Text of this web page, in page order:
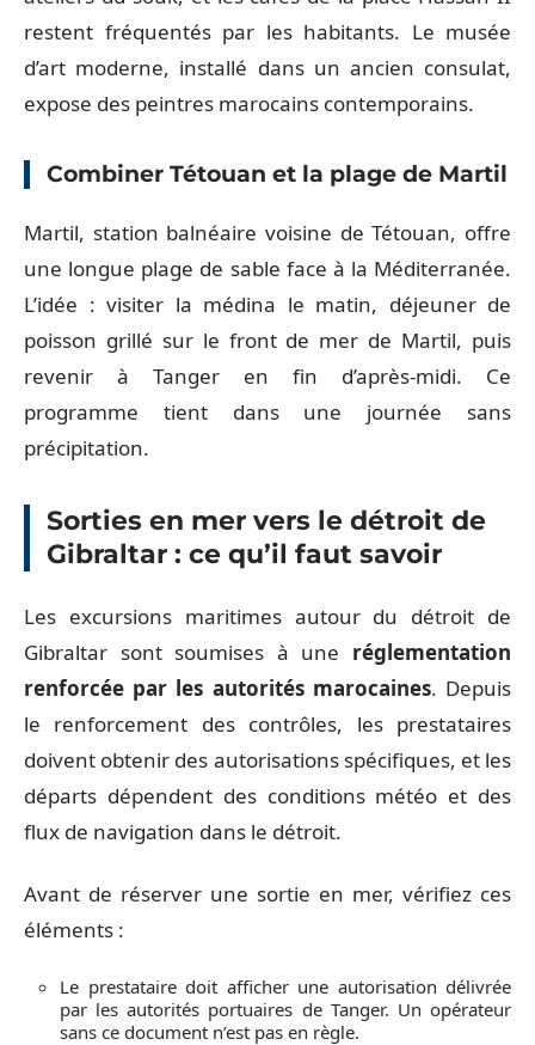
restent fréquentés par les habitants. Le musée
d’art moderne, installé dans un ancien consulat,
expose des peintres marocains contemporains.
Combiner Tétouan et la plage de Martil
Martil, station balnéaire voisine de Tétouan, offre
une longue plage de sable face à la Méditerranée.
L’idée : visiter la médina le matin, déjeuner de
poisson grillé sur le front de mer de Martil, puis
revenir à Tanger en fin d’après-midi. Ce
programme tient dans une journée sans
précipitation.
Sorties en mer vers le détroit de
Gibraltar : ce qu’il faut savoir
Les excursions maritimes autour du détroit de
Gibraltar sont soumises à une réglementation
renforcée par les autorités marocaines. Depuis
le renforcement des contrôles, les prestataires
doivent obtenir des autorisations spécifiques, et les
départs dépendent des conditions météo et des
flux de navigation dans le détroit.
Avant de réserver une sortie en mer, vérifiez ces
éléments :
Le prestataire doit afficher une autorisation délivrée
par les autorités portuaires de Tanger. Un opérateur
sans ce document n’est pas en règle.